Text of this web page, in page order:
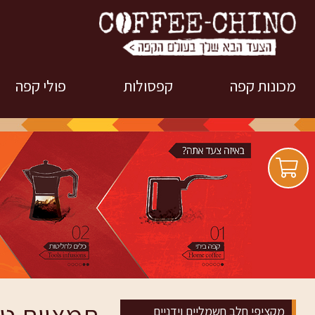
מכונות קפה
מכונות קפה לפי מותגים
מכונות קפה קפסולות
מכונות קפה אוטומטיות
מכונות קפה טחון - ידניות
מכונות קפה מקצועיות
מכונות קפה ידניות ולרכב
קפסולות
למכונות אספרסו קלאב
caffitaly
למכונות נספרסו
Nespresso
למכונות דולצ'ה גוסטו
NESCAFE
למכונות S caffee קרנות
השוטרים
פולי קפה
פולי קפה
פולי קפה
מקציפי חלב חשמליים וידניים